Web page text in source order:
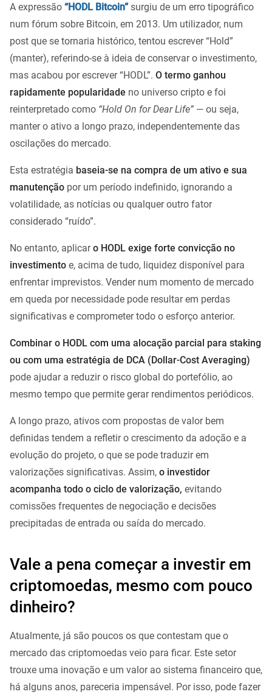
A expressão “HODL Bitcoin”surgiu de um erro tipográfico
num fórum sobre Bitcoin, em 2013. Um utilizador, num
post que se tornaria histórico, tentou escrever “Hold”
(manter), referindo-se à ideia de conservar o investimento,
mas acabou por escrever “HODL”. O termo ganhou
rapidamente popularidade no universo cripto e foi
reinterpretado como “Hold On for Dear Life” — ou seja,
manter o ativo a longo prazo, independentemente das
oscilações do mercado.
Esta estratégia baseia-se na compra de um ativo e sua
manutenção por um período indefinido, ignorando a
volatilidade, as notícias ou qualquer outro fator
considerado “ruído”.
No entanto, aplicaro HODL exige forte convicção no
investimento e, acima de tudo, liquidez disponível para
enfrentar imprevistos. Vender num momento de mercado
em queda por necessidade pode resultar em perdas
significativas e comprometer todo o esforço anterior.
Combinar o HODL com uma alocação parcial para staking
ou com uma estratégia de DCA (Dollar-Cost Averaging)
pode ajudar a reduzir o risco global do portefólio, ao
mesmo tempo que permite gerar rendimentos periódicos.
A longo prazo, ativos com propostas de valor bem
definidas tendem a refletir o crescimento da adoção e a
evolução do projeto, o que se pode traduzir em
valorizações significativas. Assim, o investidor
acompanha todo o ciclo de valorização, evitando
comissões frequentes de negociação e decisões
precipitadas de entrada ou saída do mercado.
Vale a pena começar a investir em
criptomoedas, mesmo com pouco
dinheiro?
Atualmente, já são poucos os que contestam que o
mercado das criptomoedas veio para ficar. Este setor
trouxe uma inovação e um valor ao sistema financeiro que,
há alguns anos, pareceria impensável. Por isso, pode fazer